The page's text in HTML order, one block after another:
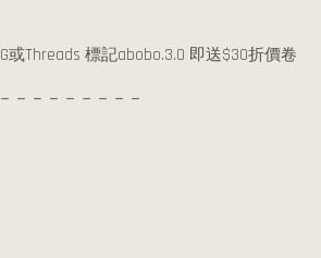
或Threads 標記abobo.3.0 即送$30折價卷
－－－－－－－－